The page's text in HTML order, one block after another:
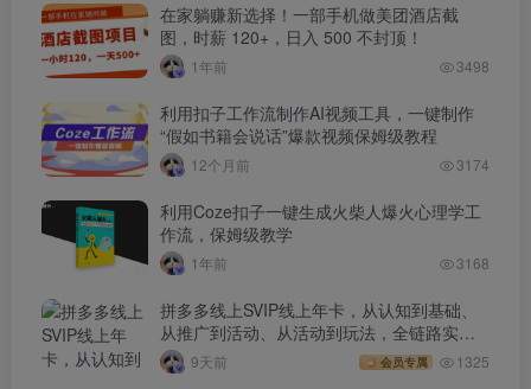
在家躺赚新选择！一部手机做美团酒店截
图，时薪 120+，日入 500 不封顶！
1年前 3498
利用扣子工作流制作AI视频工具，一键制作
“假如书籍会说话”爆款视频保姆级教程
12个月前 3174
利用Coze扣子一键生成火柴人爆火心理学工
作流，保姆级教学
1年前 3168
拼多多线上SVIP线上年卡，从认知到基础、
从推广到活动、从活动到玩法，全链路实战
(260730)
9天前 会员专属 1325